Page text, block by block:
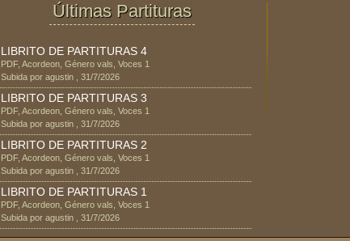
Últimas Partituras
LIBRITO DE PARTITURAS 4
PDF, Acordeon , Género vals , Voces 1
Subida por agustin 31/7/2026
LIBRITO DE PARTITURAS 3
PDF, Acordeon , Género vals , Voces 1
Subida por agustin 31/7/2026
LIBRITO DE PARTITURAS 2
PDF, Acordeon , Género vals , Voces 1
Subida por agustin 31/7/2026
LIBRITO DE PARTITURAS 1
PDF, Acordeon , Género vals , Voces 1
Subida por agustin 31/7/2026